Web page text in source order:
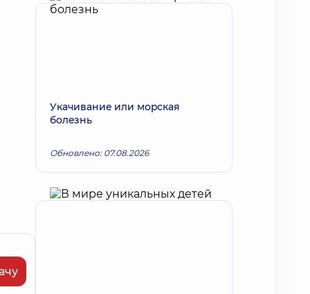
Укачивание или морская
болезнь
Обновлено: 07.08.2026